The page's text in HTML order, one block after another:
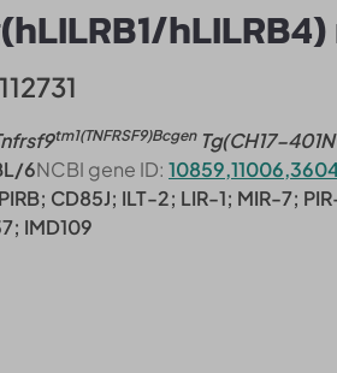
tm1(TNFRSF9)BcgenTg(CH17-
6NCBI gene ID:
PIRB; CD85J; ILT-2; LIR-1; MIR-7;
IMD109